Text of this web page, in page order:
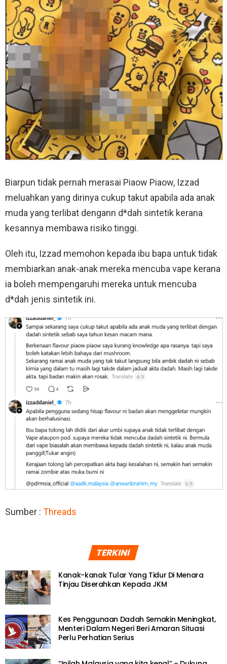
Biarpun tidak pernah merasai Piaow Piaow, Izzad
meluahkan yang dirinya cukup takut apabila ada anak
muda yang terlibat dengann d*dah sintetik kerana
kesannya membawa risiko tinggi.
Oleh itu, Izzad memohon kepada ibu bapa untuk tidak
membiarkan anak-anak mereka mencuba vape kerana
ia boleh mempengaruhi mereka untuk mencuba
d*dah jenis sintetik ini.
Sumber : Threads
TERKINI
Kanak-kanak Tular Yang Tidur Di Menara
Tinjau Diserahkan Kepada JKM
Kes Penggunaan Dadah Semakin Meningkat,
Menteri Dalam Negeri Beri Amaran Situasi
Perlu Perhatian Serius